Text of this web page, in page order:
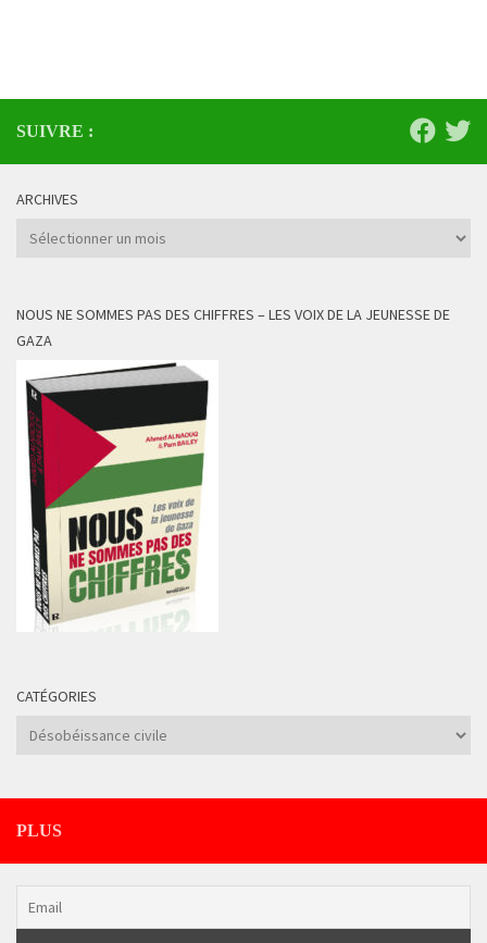
SUIVRE :
ARCHIVES
Archives
NOUS NE SOMMES PAS DES CHIFFRES – LES VOIX DE LA JEUNESSE DE
GAZA
CATÉGORIES
Catégories
PLUS